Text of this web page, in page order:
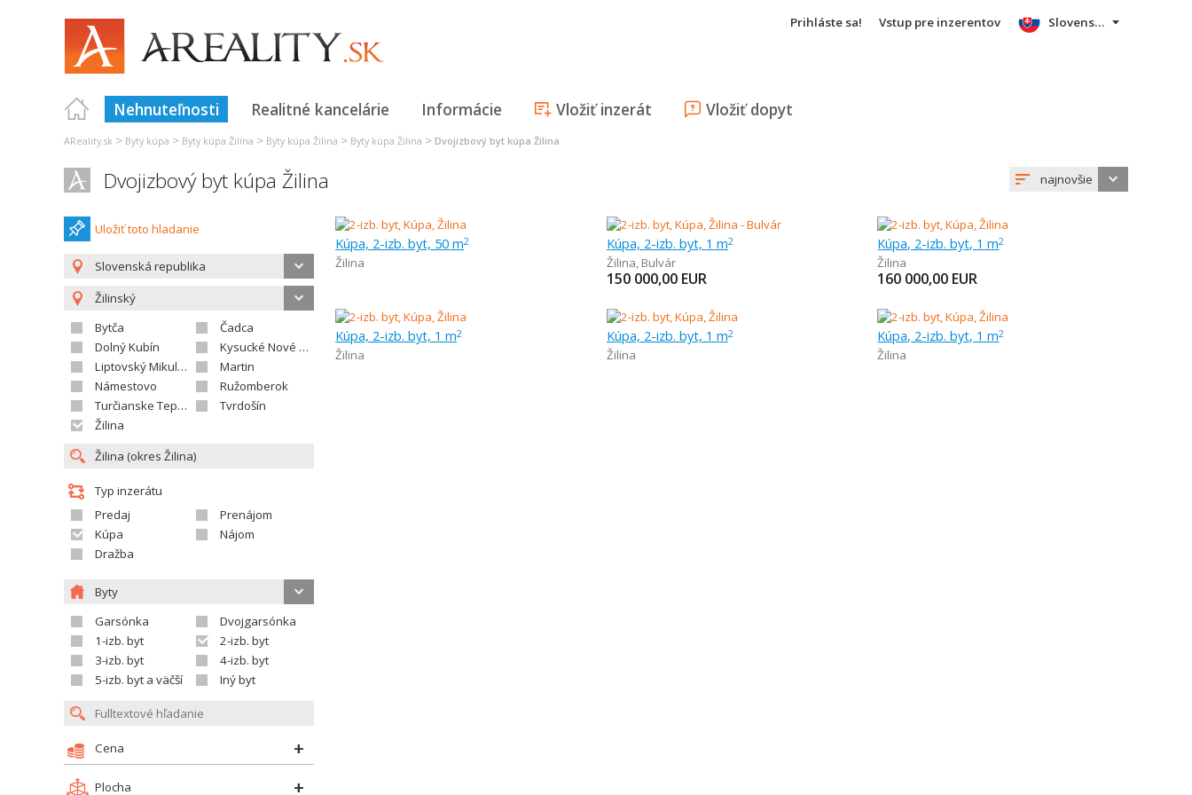
Prihláste sa! Vstup pre inzerentov
Nehnuteľnosti Realitné kancelárie Informácie Vložiť inzerát Vložiť dopyt
Slovensky
AReality.sk > Byty kúpa > Byty kúpa Žilina > Byty kúpa Žilina > Byty kúpa Žilina > Dvojizbový byt kúpa Žilina
Dvojizbový byt kúpa Žilina najnovšie
Uložiť toto hladanie
Slovenská republika
Žilinský
Bytča
Čadca
Dolný Kubín
Kysucké Nové Mesto
Liptovský Mikuláš
Martin
Námestovo
Ružomberok
Turčianske Teplice
Tvrdošín
Žilina
Typ inzerátu
Predaj
Prenájom
Kúpa
Nájom
Dražba
Byty
Garsónka
Dvojgarsónka
1-izb. byt
2-izb. byt
3-izb. byt
4-izb. byt
5-izb. byt a väčší
Iný byt
Cena
Plocha
Kúpa, 2-izb. byt, 50 m2
Žilina
Kúpa, 2-izb. byt, 1 m2
Žilina, Bulvár
150 000,00 EUR
Kúpa, 2-izb. byt, 1 m2
Žilina
160 000,00 EUR
Kúpa, 2-izb. byt, 1 m2
Žilina
Kúpa, 2-izb. byt, 1 m2
Žilina
Kúpa, 2-izb. byt, 1 m2
Žilina